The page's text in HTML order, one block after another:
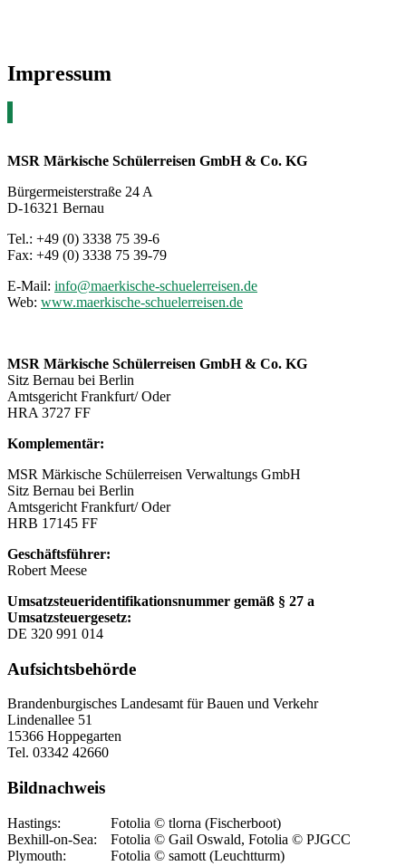
Impressum
MSR Märkische Schülerreisen GmbH & Co. KG
Bürgermeisterstraße 24 A
D-16321 Bernau
Tel.: +49 (0) 3338 75 39-6
Fax: +49 (0) 3338 75 39-79
E-Mail: info@maerkische-schuelerreisen.de
Web: www.maerkische-schuelerreisen.de
MSR Märkische Schülerreisen GmbH & Co. KG
Sitz Bernau bei Berlin
Amtsgericht Frankfurt/ Oder
HRA 3727 FF
Komplementär:
MSR Märkische Schülerreisen Verwaltungs GmbH
Sitz Bernau bei Berlin
Amtsgericht Frankfurt/ Oder
HRB 17145 FF
Geschäftsführer:
Robert Meese
Umsatzsteueridentifikationsnummer gemäß § 27 a
Umsatzsteuergesetz:
DE 320 991 014
Aufsichtsbehörde
Brandenburgisches Landesamt für Bauen und Verkehr
Lindenallee 51
15366 Hoppegarten
Tel. 03342 42660
Bildnachweis
Hastings:
Fotolia © tlorna (Fischerboot)
Bexhill-on-Sea:
Fotolia © Gail Oswald, Fotolia © PJGCC
Plymouth:
Fotolia © samott (Leuchtturm)